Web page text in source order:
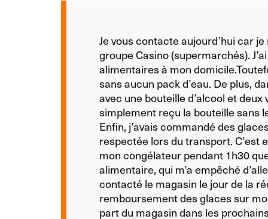
Je vous contacte aujourd’hui car
groupe Casino (supermarchés).
alimentaires à mon
sans aucun pack d’eau. De plus,
avec une bouteille d’alcool et deux
simplement reçu la bouteille sans
Enfin, j’avais commandé des
respectée lors du transport. C’est
mon congélateur pendant 1h30
alimentaire, qui m’a empêché
contacté le magasin le jour de la
remboursement des glaces sur
part du magasin dans les